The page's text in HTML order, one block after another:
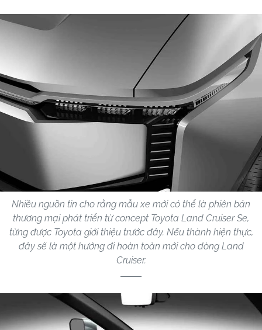
Nhiều nguồn tin cho rằng mẫu xe mới có thể là phiên bản
thương mại phát triển từ concept Toyota Land Cruiser Se,
từng được Toyota giới thiệu trước đây. Nếu thành hiện thực,
đây sẽ là một hướng đi hoàn toàn mới cho dòng Land
Cruiser.